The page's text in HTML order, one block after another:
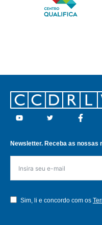
Footer
Youtube Twitter
Newsletter. Receba as nossas
Sim, li e concordo com os